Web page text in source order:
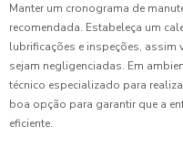
Manter um cronograma de
recomendada. Estabeleça um
lubrificações e inspeções, assim
sejam negligenciadas. Em
técnico especializado para
boa opção para garantir que a
eficiente.